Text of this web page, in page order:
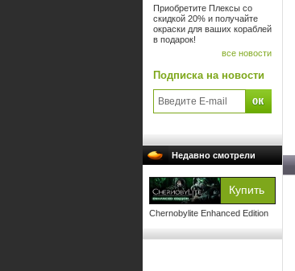
Приобретите Плексы со
скидкой 20% и получайте
окраски для ваших кораблей
в подарок!
все новости
Подписка на новости
Недавно смотрели
Chernobylite Enhanced Edition